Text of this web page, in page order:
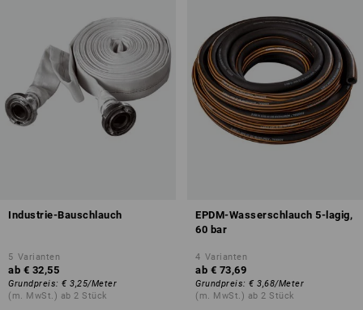
Industrie-Bauschlauch
5 Varianten
ab € 32,55
Grundpreis: € 3,25/Meter
(m. MwSt.) ab 2 Stück
EPDM-Wasserschlauch 5-lagig,
60 bar
4 Varianten
ab € 73,69
Grundpreis: € 3,68/Meter
(m. MwSt.) ab 2 Stück